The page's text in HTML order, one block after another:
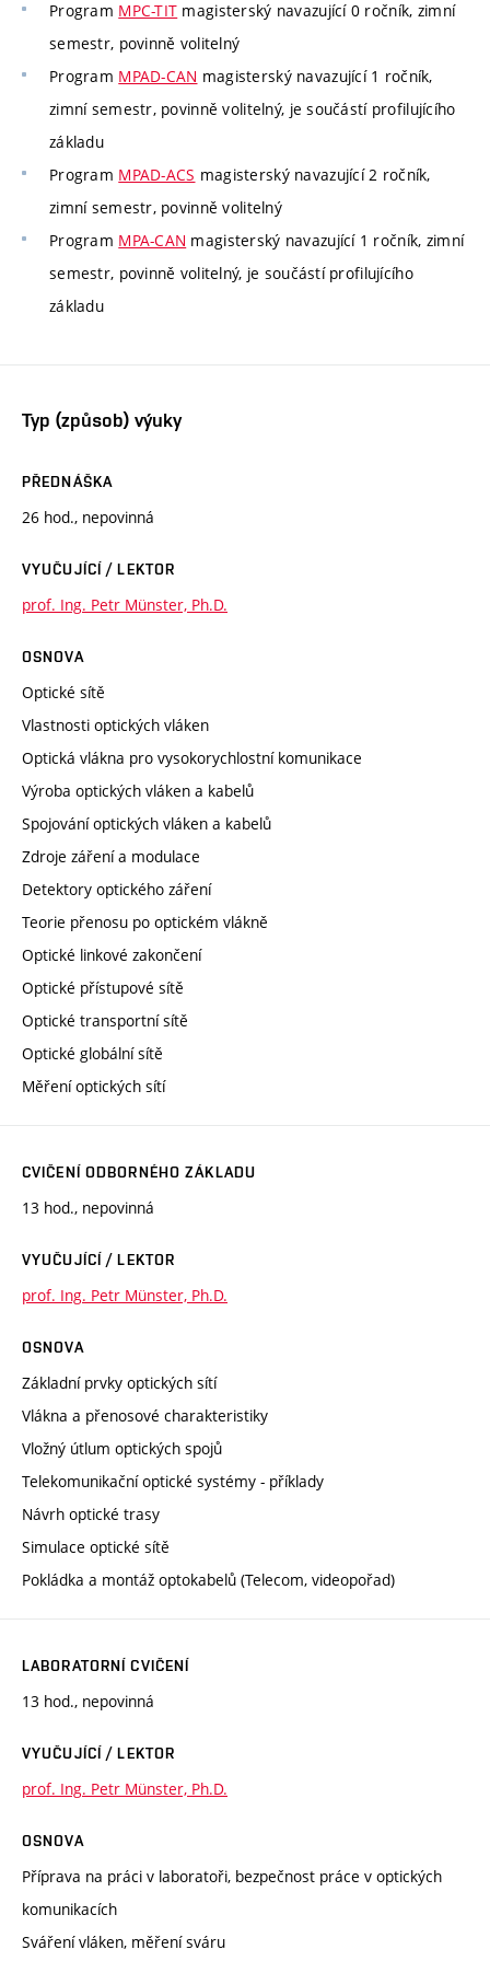
Program MPC-TIT magisterský navazující 0 ročník, zimní
semestr, povinně volitelný
Program MPAD-CAN magisterský navazující 1 ročník,
zimní semestr, povinně volitelný, je součástí profilujícího
základu
Program MPAD-ACS magisterský navazující 2 ročník,
zimní semestr, povinně volitelný
Program MPA-CAN magisterský navazující 1 ročník, zimní
semestr, povinně volitelný, je součástí profilujícího
základu
Typ (způsob) výuky
PŘEDNÁŠKA
26 hod., nepovinná
VYUČUJÍCÍ / LEKTOR
prof. Ing. Petr Münster, Ph.D.
OSNOVA
Optické sítě
Vlastnosti optických vláken
Optická vlákna pro vysokorychlostní komunikace
Výroba optických vláken a kabelů
Spojování optických vláken a kabelů
Zdroje záření a modulace
Detektory optického záření
Teorie přenosu po optickém vlákně
Optické linkové zakončení
Optické přístupové sítě
Optické transportní sítě
Optické globální sítě
Měření optických sítí
CVIČENÍ ODBORNÉHO ZÁKLADU
13 hod., nepovinná
VYUČUJÍCÍ / LEKTOR
prof. Ing. Petr Münster, Ph.D.
OSNOVA
Základní prvky optických sítí
Vlákna a přenosové charakteristiky
Vložný útlum optických spojů
Telekomunikační optické systémy - příklady
Návrh optické trasy
Simulace optické sítě
Pokládka a montáž optokabelů (Telecom, videopořad)
LABORATORNÍ CVIČENÍ
13 hod., nepovinná
VYUČUJÍCÍ / LEKTOR
prof. Ing. Petr Münster, Ph.D.
OSNOVA
Příprava na práci v laboratoři, bezpečnost práce v optických
komunikacích
Sváření vláken, měření sváru